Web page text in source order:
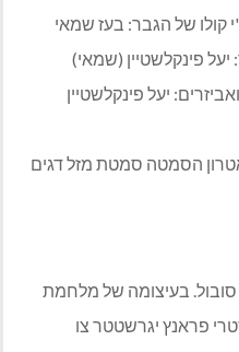
קולו של הגבר: בעז שמאי
פינקלשטיין (שמאי)
יעל פינקלשטיין
1.3.22 שעה 20:30 תיאטרון הסמטה סמטת מזל דגים
סובול. בעיצומה של מלחמת
פראנץ יגרשטטר צו